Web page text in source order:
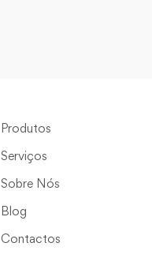
Produtos
Serviços
Sobre Nós
Blog
Contactos